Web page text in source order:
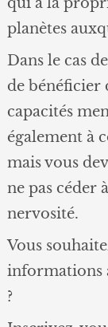
planètes
Dans le cas
de bénéficier
capacités
également à
mais vous
ne pas céder
nervosité.
Vous
informations
?